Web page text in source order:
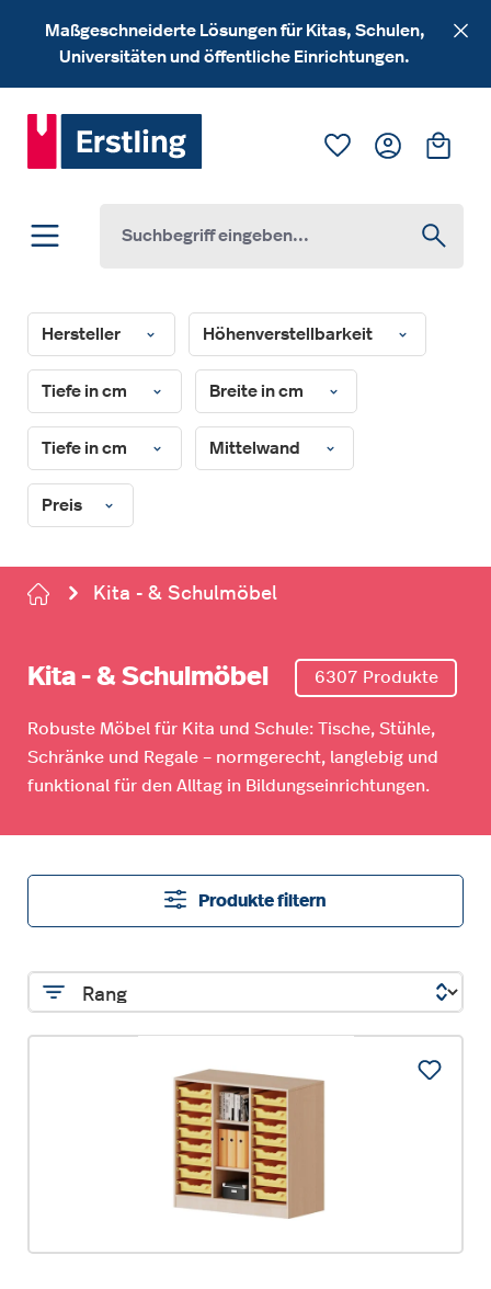
Zum Hauptinhalt springen
Maßgeschneiderte Lösungen für Kitas, Schulen,
Universitäten und öffentliche Einrichtungen.
Du hast 0
Hersteller Höhenverstellbarkeit
Tiefe in cm Breite in cm
Tiefe in cm Mittelwand
Preis
Kita - & Schulmöbel
Kita - & Schulmöbel 6307 Produkte
Robuste Möbel für Kita und Schule: Tische, Stühle,
Schränke und Regale – normgerecht, langlebig und
funktional für den Alltag in Bildungseinrichtungen.
Produkte filtern